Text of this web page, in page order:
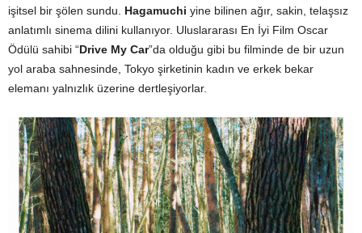
işitsel bir şölen sundu. Hagamuchi yine bilinen ağır, sakin, telaşsız
anlatımlı sinema dilini kullanıyor. Uluslararası En İyi Film Oscar
Ödülü sahibi “Drive My Car”da olduğu gibi bu filminde de bir uzun
yol araba sahnesinde, Tokyo şirketinin kadın ve erkek bekar
elemanı yalnızlık üzerine dertleşiyorlar.